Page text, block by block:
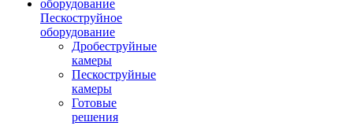
Пескоструйное
оборудование
Дробеструйные
камеры
Пескоструйные
камеры
Готовые
решения